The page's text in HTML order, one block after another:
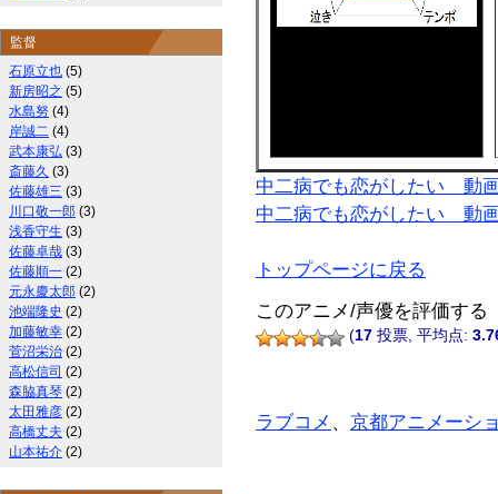
中二病でも恋がしたい 動
中二病でも恋がしたい 動
トップページに戻る
このアニメ/声優を評価する
(17 投票, 平均点:
ラブコメ 、 京都アニメーシ
監督
石原立也 (5)
新房昭之 (5)
水島努 (4)
岸誠二 (4)
武本康弘 (3)
斎藤久 (3)
佐藤雄三 (3)
川口敬一郎 (3)
浅香守生 (3)
佐藤卓哉 (3)
佐藤順一 (2)
元永慶太郎 (2)
池端隆史 (2)
加藤敏幸 (2)
菅沼栄治 (2)
高松信司 (2)
森脇真琴 (2)
太田雅彦 (2)
高橋丈夫 (2)
山本祐介 (2)